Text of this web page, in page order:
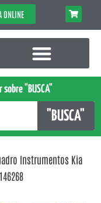
ONLINE
"BUSCA"
"BUSCA"
Instrumentos Kia